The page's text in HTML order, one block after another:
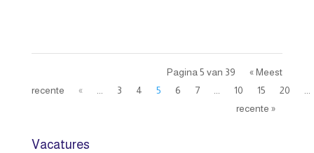
Pagina 5 van 39
« Meest
recente
« 3 4 5 6 7 10 15 20
recente »
Vacatures